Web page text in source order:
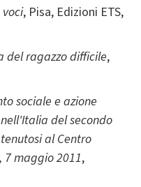
, Pisa, Edizioni ETS,
del ragazzo difficile,
sociale e azione
del secondo
al Centro
7 maggio 2011,